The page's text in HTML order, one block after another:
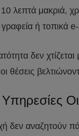
λεπτά μακριά,
γραφεία ή τοπικά
δεν
θέσεις
δεν αναζητούν